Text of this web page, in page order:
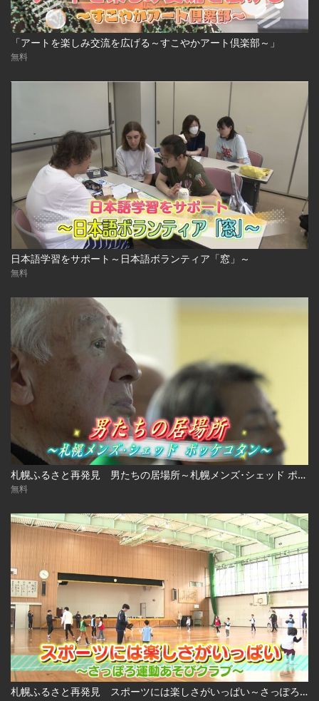
「アートを楽しみ交流を広げる～すこやかアート倶楽部～」
無料
日本語学習をサポート～日本語ボランティア「窓」～
無料
札幌ふるさと再発見 男たちの居場所～札幌メンズ･シェッド ポッケコタン～
無料
札幌ふるさと再発見 スポーツには楽しさがいっぱい～さっぽろ運動あそびクラブ～